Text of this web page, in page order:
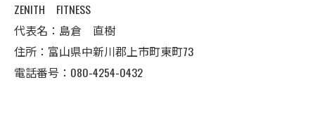
ZENITH FITNESS
代表名：島倉 直樹
住所：富山県中新川郡上市町東町73
電話番号：080-4254-0432